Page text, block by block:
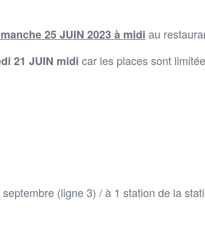
25 JUIN 2023 à midi au
21 JUIN midi car les places sont
(ligne 3) / à 1 station de la